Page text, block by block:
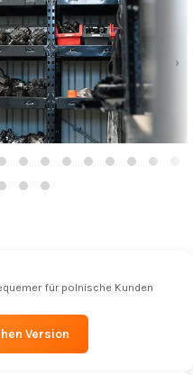
›
für polnische Kunden
Version